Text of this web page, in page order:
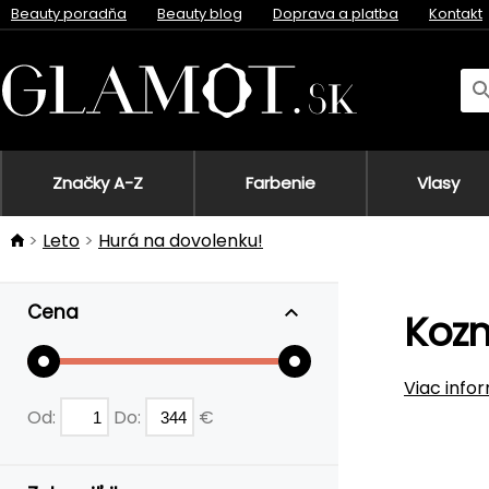
Beauty poradňa Beauty blog Doprava a platba Kontakt
Značky A-Z Farbenie Vlasy
Leto Hurá na dovolenku!
Cena
Od: Do: €
Viac